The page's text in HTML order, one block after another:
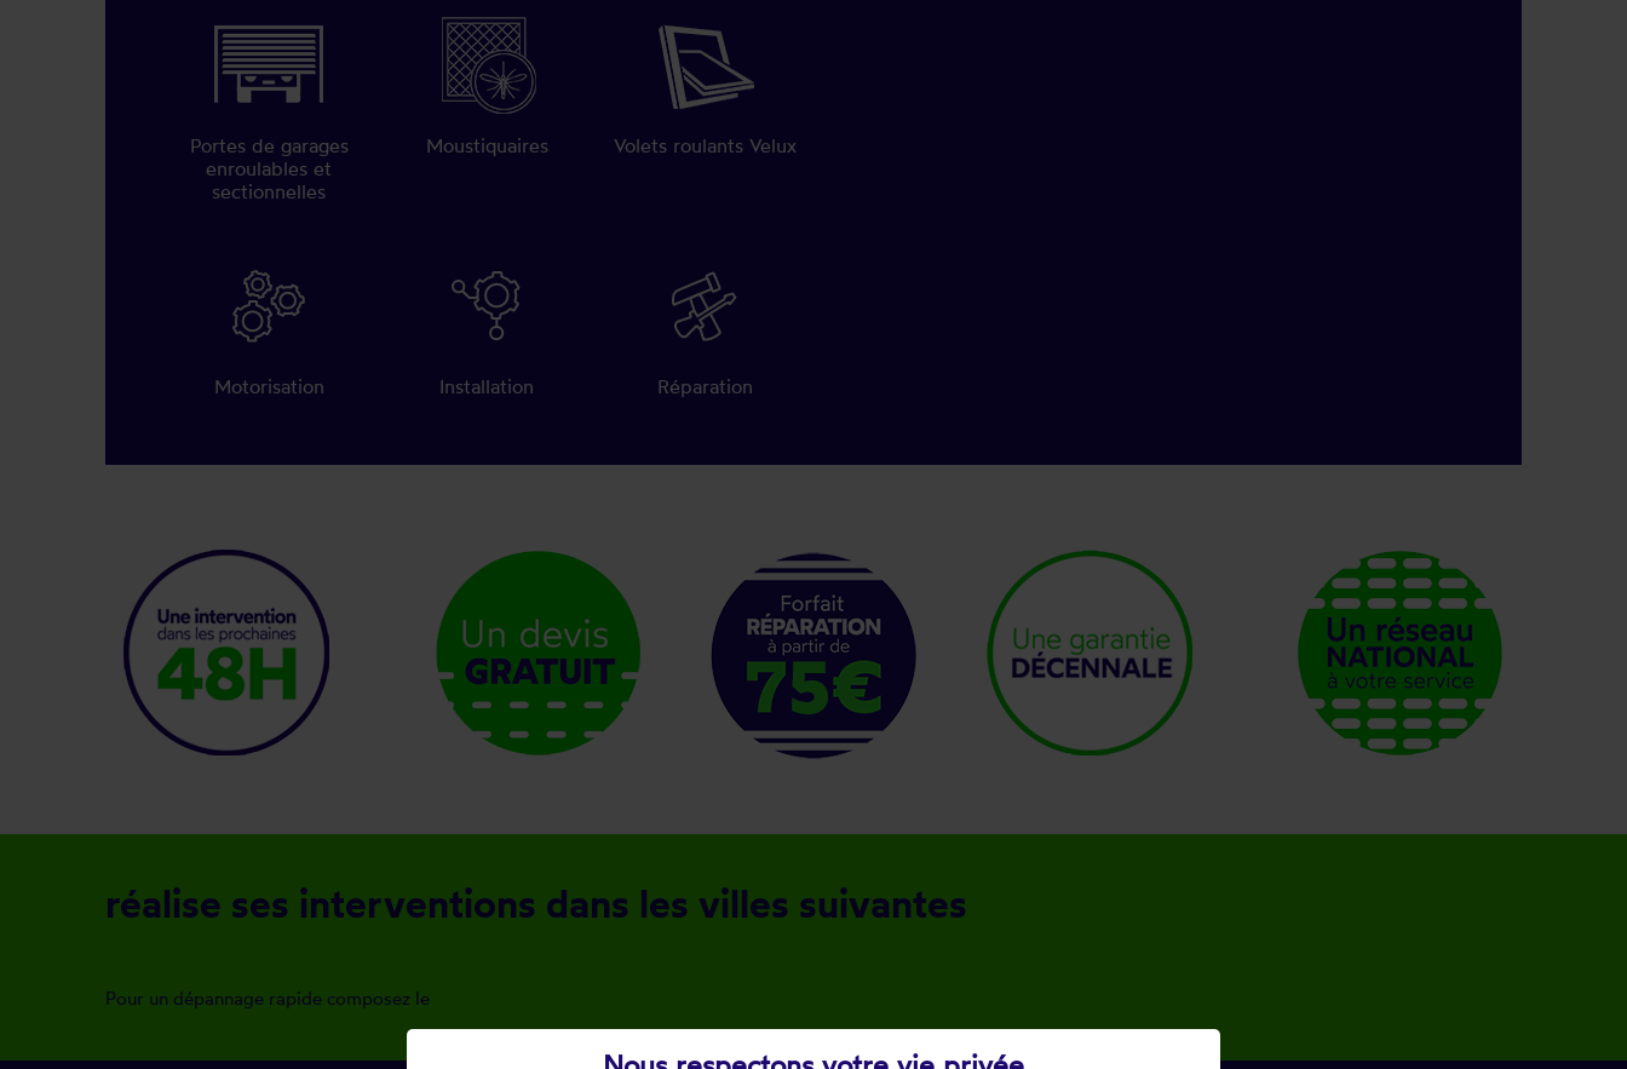
Portes de garages
enroulables et
sectionnelles
Moustiquaires Volets roulants Velux
Motorisation Installation Réparation
réalise ses interventions dans les villes suivantes
Pour un dépannage rapide composez le